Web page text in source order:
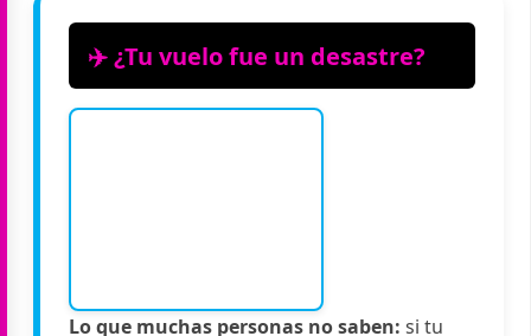
✈️ ¿Tu vuelo fue un desastre?
Lo que muchas personas no saben: si tu